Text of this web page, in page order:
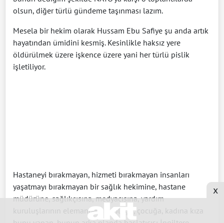
olsun, diğer türlü gündeme taşınması lazım.
Mesela bir hekim olarak Hussam Ebu Safiye şu anda artık
hayatından ümidini kesmiş. Kesinlikle haksız yere
öldürülmek üzere işkence üzere yani her türlü pislik
işletiliyor.
Hastaneyi bırakmayan, hizmeti bırakmayan insanları
yaşatmayı bırakmayan bir sağlık hekimine, hastane
müdürüne, sağlıkçısına, medyacısına, yardım
kuruluşlarının elemanlarına çoluğa, çocuğa, kadına kıza
x